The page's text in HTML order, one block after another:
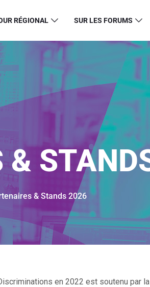
RÉGIONAL SUR LES FORUMS
&
& Stands 2026
en 2022 est soutenu par